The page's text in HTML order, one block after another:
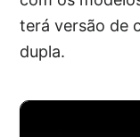
terá versão de
dupla.